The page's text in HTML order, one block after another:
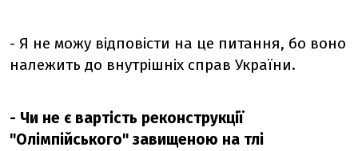
- Я не можу відповісти на це питання, бо воно
належить до внутрішніх справ України.
- Чи не є вартість реконструкції
"Олімпійського" завищеною на тлі